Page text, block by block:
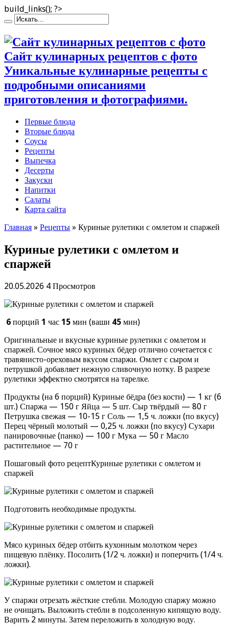
build_links(); ?>
Сайт кулинарных рецептов с фото
Уникальные кулинарные рецепты с
подробными описаниями
приготовления и фотографиями.
Первые блюда
Вторые блюда
Соусы
Рецепты
Выпечка
Десерты
Закуски
Напитки
Салаты
Карта сайта
Главная » Рецепты » Куриные рулетики с омлетом и спаржей
Куриные рулетики с омлетом и
спаржей
20.05.2026 4 Просмотров
6 порций 1 час 15 мин (ваши 45 мин)
Оригинальные и вкусные куриные рулетики с омлетом и
спаржей. Сочное мясо куриных бёдер отлично сочетается с
травянисто-ореховым вкусом спаржи. Омлет с сыром и
петрушкой добавляет нежную сливочную нотку. В разрезе
рулетики эффектно смотрятся на тарелке.
Продукты (на 6 порций) Куриные бёдра (без кости) — 1 кг (6
шт.) Спаржа — 150 г Яйца — 5 шт. Сыр твёрдый — 80 г
Петрушка свежая — 10-15 г Соль — 1,5 ч. ложки (по вкусу)
Перец чёрный молотый — 0,25 ч. ложки (по вкусу) Сухари
панировочные (панко) — 100 г Мука — 50 г Масло
растительное — 70 г
Пошаговый фото рецептКуриные рулетики с омлетом и
спаржей
Подготовить необходимые продукты.
Мясо куриных бёдер отбить кухонным молотком через
пищевую плёнку. Посолить (1/2 ч. ложки) и поперчить (1/4 ч.
ложки).
У спаржи отрезать жёсткие стебли. Молодую спаржу можно
не очищать. Выложить стебли в подсоленную кипящую воду.
Варить 2 минуты. Затем переложить в холодную воду.